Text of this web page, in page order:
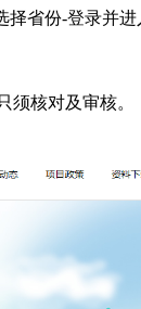
择省份-登录并
须核对及审核。